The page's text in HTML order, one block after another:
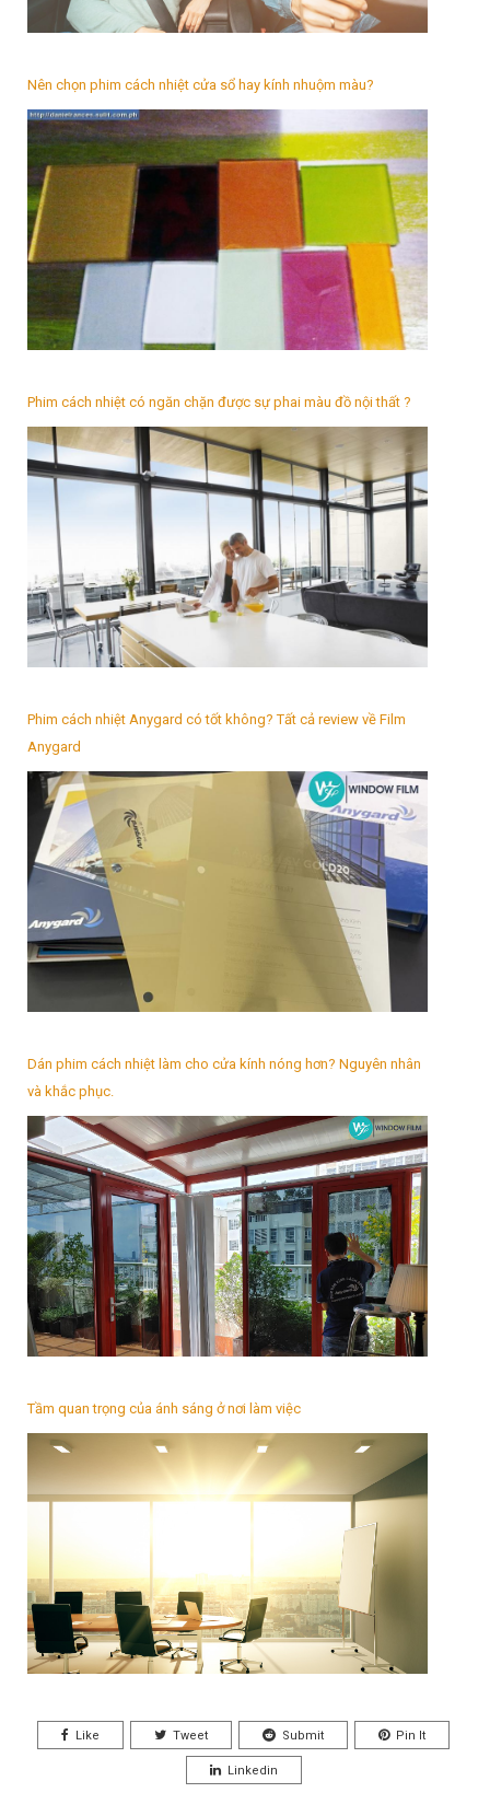
Nên chọn phim cách nhiệt cửa sổ hay kính nhuộm màu?
Phim cách nhiệt có ngăn chặn được sự phai màu đồ nội thất ?
Phim cách nhiệt Anygard có tốt không? Tất cả review về Film
Anygard
Dán phim cách nhiệt làm cho cửa kính nóng hơn? Nguyên nhân
và khắc phục.
Tầm quan trọng của ánh sáng ở nơi làm việc
Like Tweet Submit Pin It
Linkedin